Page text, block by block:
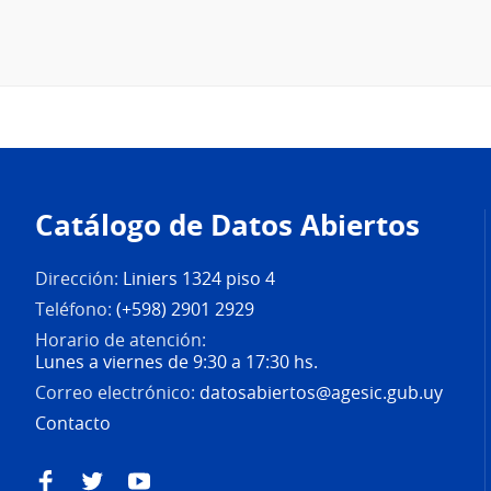
página
Catálogo de Datos Abiertos
Dirección: Liniers 1324 piso 4
Teléfono: (+598) 2901 2929
Horario de atención:
Lunes a viernes de 9:30 a 17:30 hs.
Correo electrónico: datosabiertos@agesic.gub.uy
Contacto
FacebookTwitterYouTube